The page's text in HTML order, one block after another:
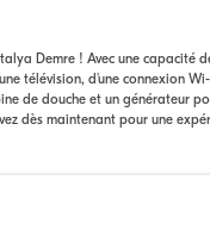
Demre ! Avec une capacité
télévision, d'une connexion
de douche et un générateur
dès maintenant pour une